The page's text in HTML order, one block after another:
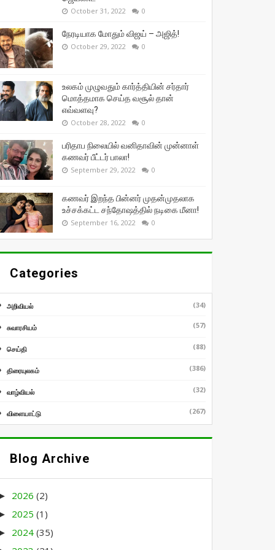
October 31, 2022 0
நேரடியாக மோதும் விஜய் – அஜித்!
October 29, 2022 0
உலகம் முழுவதும் கார்த்தியின் சர்தார்
மொத்தமாக செய்த வசூல் தான்
எவ்வளவு?
October 28, 2022 0
பரிதாப நிலையில் வனிதாவின் முன்னாள்
கணவர் பீட்டர் பாலா!
September 29, 2022 0
கணவர் இறந்த பின்னர் முதன்முதலாக
உச்சக்கட்ட சந்தோஷத்தில் நடிகை மீனா!
September 16, 2022 0
Categories
அறிவியல் (34)
சுவாரசியம் (57)
செய்தி (88)
திரையுலகம் (386)
வாழ்வியல் (32)
விளையாட்டு (267)
Blog Archive
► 2026(2)
► 2025(1)
► 2024(35)